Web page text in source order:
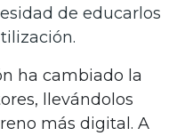
de educarlos
ha cambiado la
llevándolos
más digital. A